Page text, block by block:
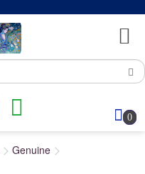
0
Genuine